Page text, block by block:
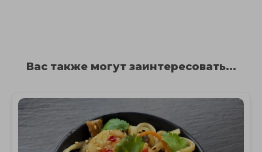
Вас также могут заинтересовать...